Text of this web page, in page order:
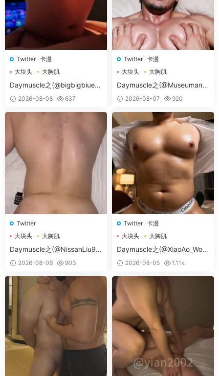
Twitter· 卡漫
大块头
大胸肌
大胸肌肉男
Daymuscle之(@bigbigbiue-
@BBb）
2026-08-08 637
Twitter· 卡漫
大块头
大胸肌
大胸肌肉男
Daymuscle之(@Museumans-
@Museuman）
2026-08-07 920
Twitter
大块头
大胸肌
大胸肌肉男
Daymuscle之(@NissanLiu98
-@Nissan98）
2026-08-06 903
Twitter· 卡漫
大块头
大胸肌
大胸肌肉男
Daymuscle之(@XiaoAo_Worl
d-@XiaoAo.art）
2026-08-05 1.11k